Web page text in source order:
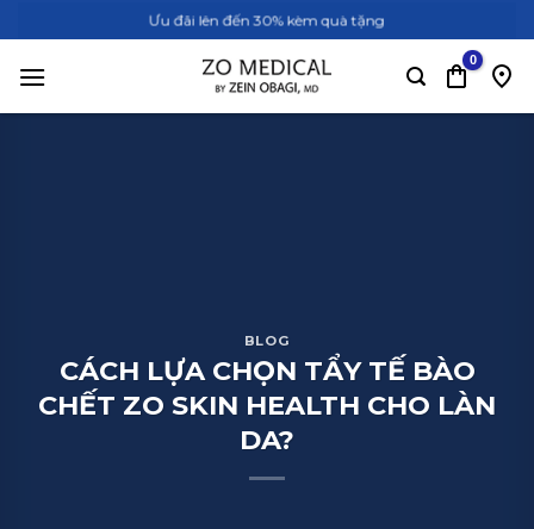
qua
nội
Ưu đãi lên đến 30% kèm quà tặng
BLOG
CÁCH LỰA CHỌN TẨY TẾ BÀO
CHẾT ZO SKIN HEALTH CHO LÀN
DA?